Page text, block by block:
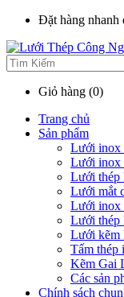
Đặt hàng nhanh
Giỏ hàng (0)
Trang chủ
Sản phẩm
Lưới inox
Lưới inox
Lưới thép
Lưới mắt
Lưới inox
Lưới thép
Lưới kẽm
Tấm thép
Kẽm Gai
Các sản
Chính sách